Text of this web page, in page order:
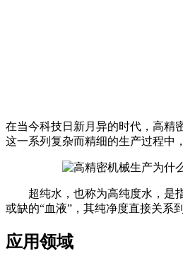
在当今科技日新月异的时代，高精
这一系列复杂而精细的生产过程中
超纯水，也称为高纯度水，是指
或缺的“血液”，其纯净度直接关系
应用领域